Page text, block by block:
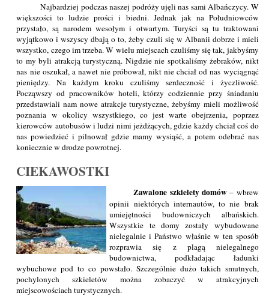
Najbardziej podczas naszej podróży ujęli nas sami Albańczycy. W
większości to ludzie prości i biedni. Jednak jak na Południowców
przystało, są narodem wesołym i otwartym. Turyści są tu traktowani
wyjątkowo i wszyscy dbają o to, żeby czuli się w Albanii dobrze i mieli
wszystko, czego im trzeba. W wielu miejscach czuliśmy się tak, jakbyśmy
to my byli atrakcją turystyczną. Nigdzie nie spotkaliśmy żebraków, nikt
nas nie oszukał, a nawet nie próbował, nikt nie chciał od nas wyciągnąć
pieniędzy. Na każdym kroku czuliśmy serdeczność i życzliwość.
Począwszy od pracowników hoteli, którzy codziennie przy śniadaniu
przedstawiali nam nowe atrakcje turystyczne, żebyśmy mieli możliwość
poznania w okolicy wszystkiego, co jest warte obejrzenia, poprzez
kierowców autobusów i ludzi nimi jeżdżących, gdzie każdy chciał coś do
nas powiedzieć i pilnował gdzie mamy wysiąść, a potem odebrać nas
koniecznie w drodze powrotnej.
CIEKAWOSTKI
Zawalone szkielety domów – wbrew
opinii niektórych internautów, to nie brak
umiejętności budowniczych albańskich.
Wszystkie te domy zostały wybudowane
nielegalnie i Państwo właśnie w ten sposób
rozprawia się z plagą nielegalnego
budownictwa, podkładając ładunki
wybuchowe pod to co powstało. Szczególnie dużo takich smutnych,
pochylonych szkieletów można zobaczyć w atrakcyjnych
miejscowościach turystycznych.